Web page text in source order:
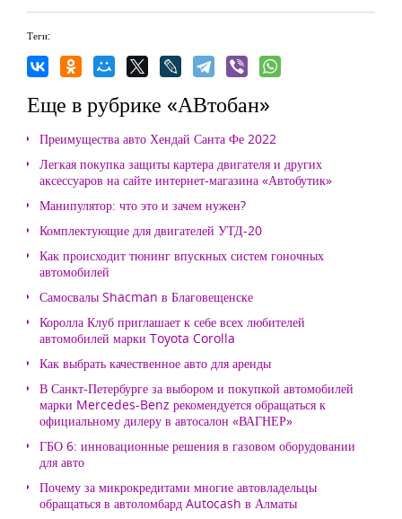
Теги:
Еще в рубрике «АВтобан»
Преимущества авто Хендай Санта Фе 2022
Легкая покупка защиты картера двигателя и других
аксессуаров на сайте интернет-магазина «Автобутик»
Манипулятор: что это и зачем нужен?
Комплектующие для двигателей УТД-20
Как происходит тюнинг впускных систем гоночных
автомобилей
Самосвалы Shacman в Благовещенске
Королла Клуб приглашает к себе всех любителей
автомобилей марки Toyota Corolla
Как выбрать качественное авто для аренды
В Санкт-Петербурге за выбором и покупкой автомобилей
марки Mercedes-Benz рекомендуется обращаться к
официальному дилеру в автосалон «ВАГНЕР»
ГБО 6: инновационные решения в газовом оборудовании
для авто
Почему за микрокредитами многие автовладельцы
обращаться в автоломбард Autocash в Алматы